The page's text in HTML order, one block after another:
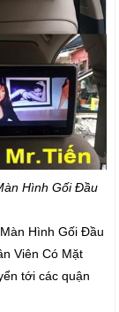
Hình Gối Đầu
Hình Gối Đầu
Viên Có Mặt
tới các quận